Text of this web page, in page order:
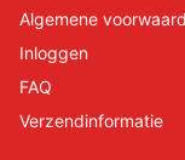
Algemene
Inloggen
FAQ
Verzendinformatie